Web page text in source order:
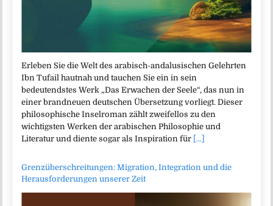
Erleben Sie die Welt des arabisch-andalusischen Gelehrten
Ibn Tufail hautnah und tauchen Sie ein in sein
bedeutendstes Werk „Das Erwachen der Seele“, das nun in
einer brandneuen deutschen Übersetzung vorliegt. Dieser
philosophische Inselroman zählt zweifellos zu den
wichtigsten Werken der arabischen Philosophie und
Literatur und diente sogar als Inspiration für [...]
Grenzüberschreitungen: Migration, Integration und die
Herausforderungen unserer Zeit